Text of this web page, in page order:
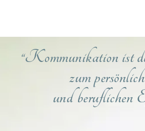
“Kommunikation ist
zum
und beruflichen